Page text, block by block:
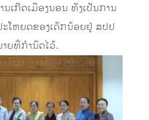
ເກີດເມືອງນອນ ທັງເປັນການ
ໂຫຍດຂອງເດັກນ້ອຍຢູ່ ສປປ
ຍທີ່ກຳນົດໄວ້.